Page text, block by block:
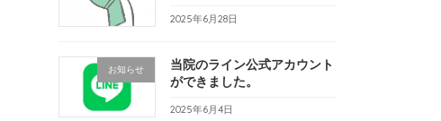
2025年6月28日
お知らせ
当院のライン公式アカウント
ができました。
2025年6月4日